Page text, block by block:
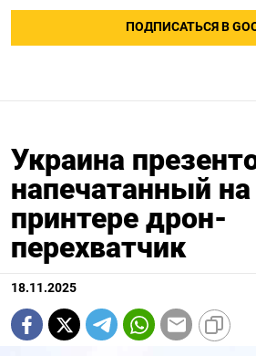
ПОДПИСАТЬСЯ В
Украина
напечатанный
принтере дрон-
перехватчик
18.11.2025